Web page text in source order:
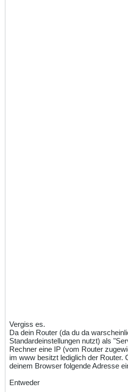
Vergiss es.
Da dein Router (da du da
Standardeinstellungen nutzt) als
Rechner eine IP (vom Router
im www besitzt lediglich der Router.
deinem Browser folgende Adresse
Entweder